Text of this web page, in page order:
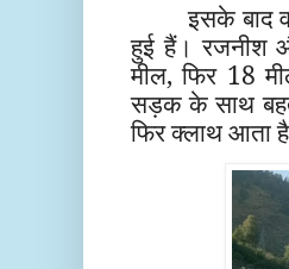
इसके बाद
हुई हैं। रजनीश
मील, फिर 18
सड़क के साथ
फिर क्लाथ आता